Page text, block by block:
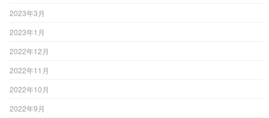
2023年3月
2023年1月
2022年12月
2022年11月
2022年10月
2022年9月